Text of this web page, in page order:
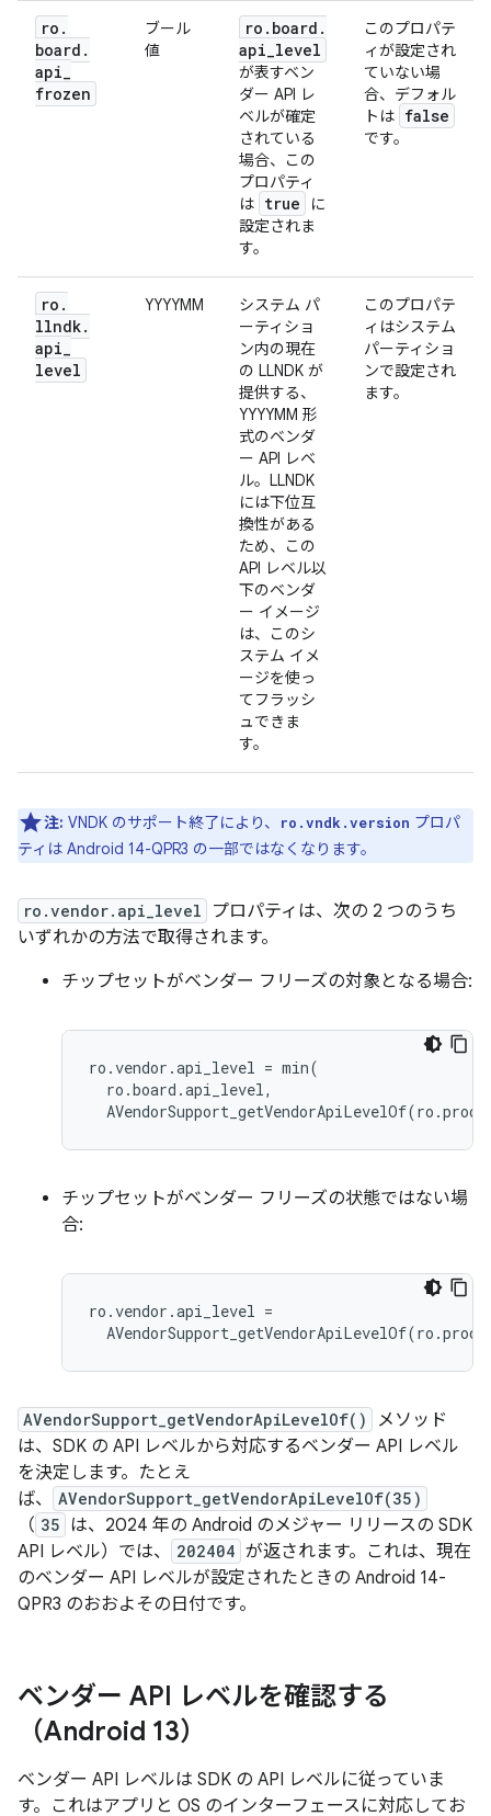
ro .
board .
api_
frozen
ブール
値
ro . board .
api_level
が表すベン
ダー API レ
ベルが確定
されている
場合、この
プロパティ
は true
に
設定されま
す。
このプロパテ
ィが設定され
ていない場
合、デフォル
トは false
です。
ro .
llndk.
api_
level
YYYYMM
システム パ
ーティショ
ン内の現在
の LLNDK が
提供する、
YYYYMM 形
式のベンダ
ー API レベ
ル。LLNDK
には下位互
換性がある
ため、この
API レベル以
下のベンダ
ー イメージ
は、このシ
ステム イメ
ージを使っ
てフラッシ
ュできま
す。
このプロパテ
ィはシステム
パーティショ
ンで設定され
ます。
注: VNDK のサポート終了により、 ro.vndk.version プロパ
ティは Android 14-QPR3 の一部ではなくなります。
ro.vendor.api_level
プロパティは、次の 2 つのうち
いずれかの方法で取得されます。
チップセットがベンダー フリーズの対象となる場合:
ro.vendor.api_level = min(
AVendorSupport_getVendorApiLevelOf(
チップセットがベンダー フリーズの状態ではない場
合:
ro.vendor.api_level =
AVendorSupport_getVendorApiLevelOf(
AVendorSupport_getVendorApiLevelOf()
メソッド
は、SDK の API レベルから対応するベンダー API レベル
を決定します。たとえ
ば、
AVendorSupport_getVendorApiLevelOf(35)
（ 35 は、2024 年の Android のメジャー リリースの SDK
API レベル）では、
202404 が返されます。これは、現在
のベンダー API レベルが設定されたときの Android 14-
QPR3 のおおよその日付です。
ベンダー API レベルを確認する
（Android 13）
ベンダー API レベルは SDK の API レベルに従っていま
す。これはアプリと OS のインターフェースに対応してお